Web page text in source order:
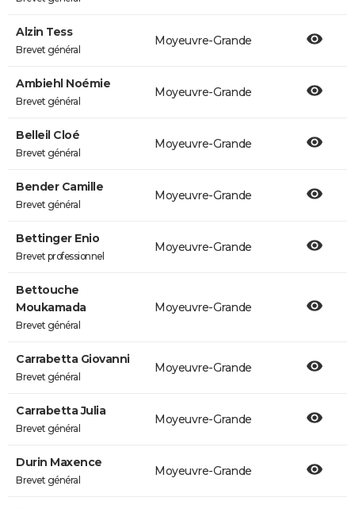
Alzin Tess
Brevet général
Moyeuvre-Grande
Ambiehl Noémie
Brevet général
Moyeuvre-Grande
Belleil Cloé
Brevet général
Moyeuvre-Grande
Bender Camille
Brevet général
Moyeuvre-Grande
Bettinger Enio
Brevet professionnel
Moyeuvre-Grande
Bettouche
Moukamada
Brevet général
Moyeuvre-Grande
Carrabetta Giovanni
Brevet général
Moyeuvre-Grande
Carrabetta Julia
Brevet général
Moyeuvre-Grande
Durin Maxence
Brevet général
Moyeuvre-Grande